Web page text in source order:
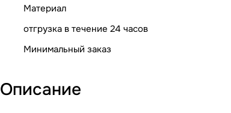
Материал
отгрузка в течение 24 часов
Минимальный заказ
Описание